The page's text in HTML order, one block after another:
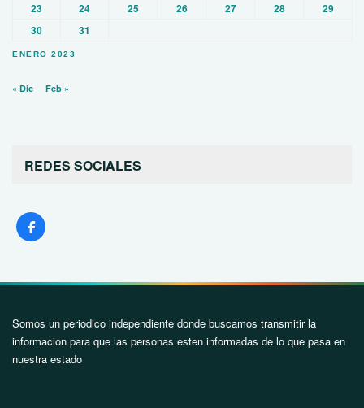
ENERO 2023
23
24 25 26 27 28
29
30
31
« Dic Feb »
REDES SOCIALES
Somos un periodico independiente donde buscamos transmitir la
informacion para que las personas esten informadas de lo que pasa en
nuestra estado